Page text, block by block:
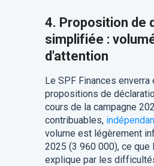
4. Proposition de
simplifiée :
d'attention
Le SPF Finances
propositions de
cours de la campagne
contribuables,
volume est légèrement
2025 (3 960 000), ce que
explique par les